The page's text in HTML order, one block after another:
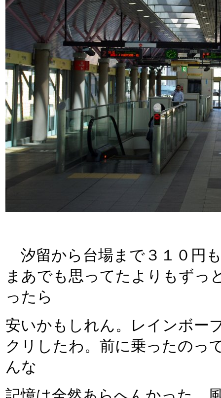
汐留から台場まで３１０円
まあでも思ってたよりもずっ
ったら
安いかもしれん。レインボー
クリしたわ。前に乗ったのっ
んな